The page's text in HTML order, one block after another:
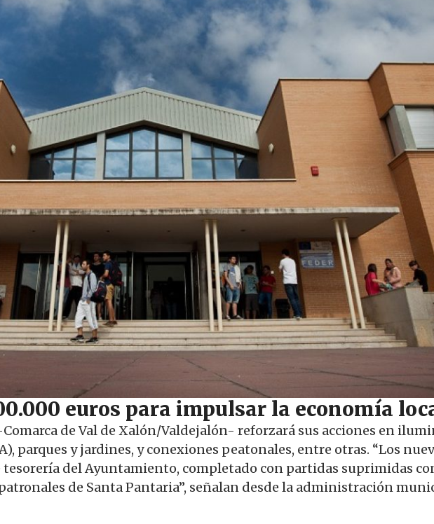
euros para impulsar la economía
de Val de Xalón/Valdejalón- reforzará sus acciones en
parques y jardines, y conexiones peatonales, entre otras. “Los
del Ayuntamiento, completado con partidas suprimidas
de Santa Pantaria”, señalan desde la administración